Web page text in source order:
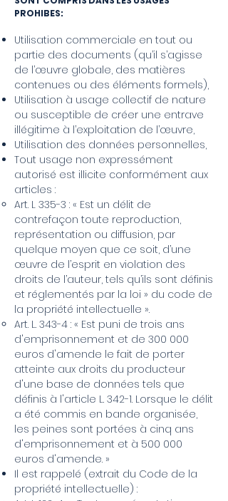
PROHIBES:
Utilisation commerciale en tout ou
partie des documents (qu’il s’agisse
de l’œuvre globale, des matières
contenues ou des éléments formels),
Utilisation à usage collectif de nature
ou susceptible de créer une entrave
illégitime à l’exploitation de l’œuvre,
Utilisation des données personnelles,
Tout usage non expressément
autorisé est illicite conformément aux
articles :
Art. L 335-3 : « Est un délit de
contrefaçon toute reproduction,
représentation ou diffusion, par
quelque moyen que ce soit, d’une
œuvre de l’esprit en violation des
droits de l’auteur, tels qu’ils sont définis
et réglementés par la loi » du code de
la propriété intellectuelle ».
Art. L. 343-4 : « Est puni de trois ans
d'emprisonnement et de 300 000
euros d'amende le fait de porter
atteinte aux droits du producteur
d'une base de données tels que
définis à l'article L. 342-1. Lorsque le délit
a été commis en bande organisée,
les peines sont portées à cinq ans
d'emprisonnement et à 500 000
euros d'amende. »
Il est rappelé (extrait du Code de la
propriété intellectuelle) :